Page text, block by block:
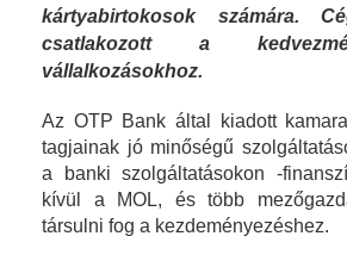
kártyabirtokosok számára.
csatlakozott a
vállalkozásokhoz.
Az OTP Bank által kiadott
tagjainak jó minőségű
a banki szolgáltatásokon -
kívül a MOL, és több
társulni fog a kezdeményezéshez.